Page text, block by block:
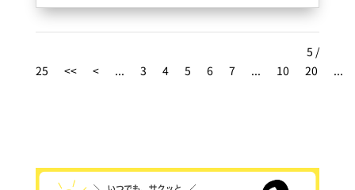
ありがとうございました????
5 /
25
<< < ... 3 4 5 6 7 ... 10 20 ...